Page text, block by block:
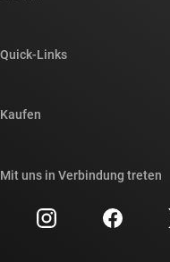
Newsroom
Investorenbeziehungen
Quick-Links
Querverweis-Suche
Kundensupportzentrum
Kaufen
Mit uns in Verbindung treten